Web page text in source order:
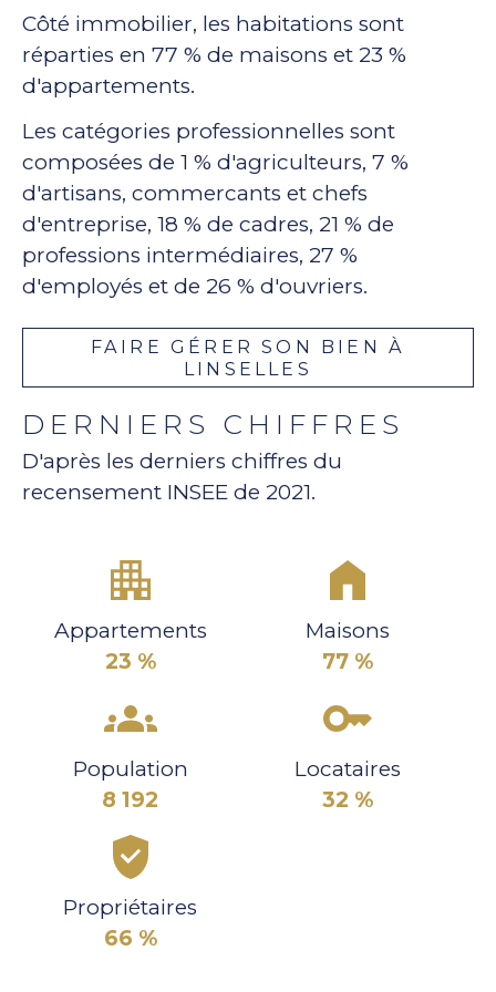
Côté immobilier, les habitations sont
réparties en 77 % de maisons et 23 %
d'appartements.
Les catégories professionnelles sont
composées de 1 % d'agriculteurs, 7 %
d'artisans, commercants et chefs
d'entreprise, 18 % de cadres, 21 % de
professions intermédiaires, 27 %
d'employés et de 26 % d'ouvriers.
FAIRE GÉRER SON BIEN À
LINSELLES
DERNIERS CHIFFRES
D'après les derniers chiffres du
recensement INSEE de 2021.
Appartements
23 %
Maisons
77 %
Population
8 192
Locataires
32 %
Propriétaires
66 %